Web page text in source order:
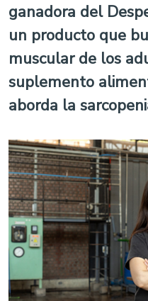
ganadora del
un producto que
muscular de los
suplemento
aborda la